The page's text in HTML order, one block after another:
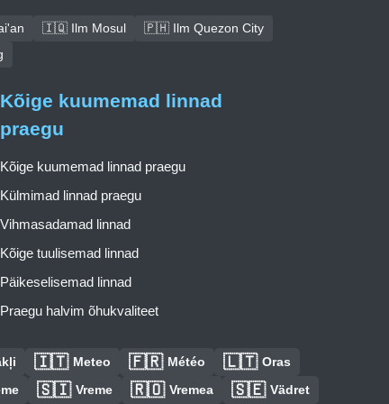
🇮🇶 Ilm Mosul
🇵🇭 Ilm Quezon City
Kõige kuumemad linnad
praegu
Kõige kuumemad linnad praegu
Külmimad linnad praegu
Vihmasadamad linnad
Kõige tuulisemad linnad
Päikeselisemad linnad
Praegu halvim õhukvaliteet
🇮🇹 Meteo 🇫🇷 Météo 🇱🇹 Oras
🇸🇮 Vreme 🇷🇴 Vremea 🇸🇪 Vädret